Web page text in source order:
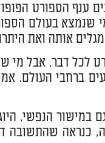
הספורט
שנמצא בעולם
אותה ואת
לכל דבר. אבל מי
ברחבי העולם.
במישור הנפשי.
שהתשובה